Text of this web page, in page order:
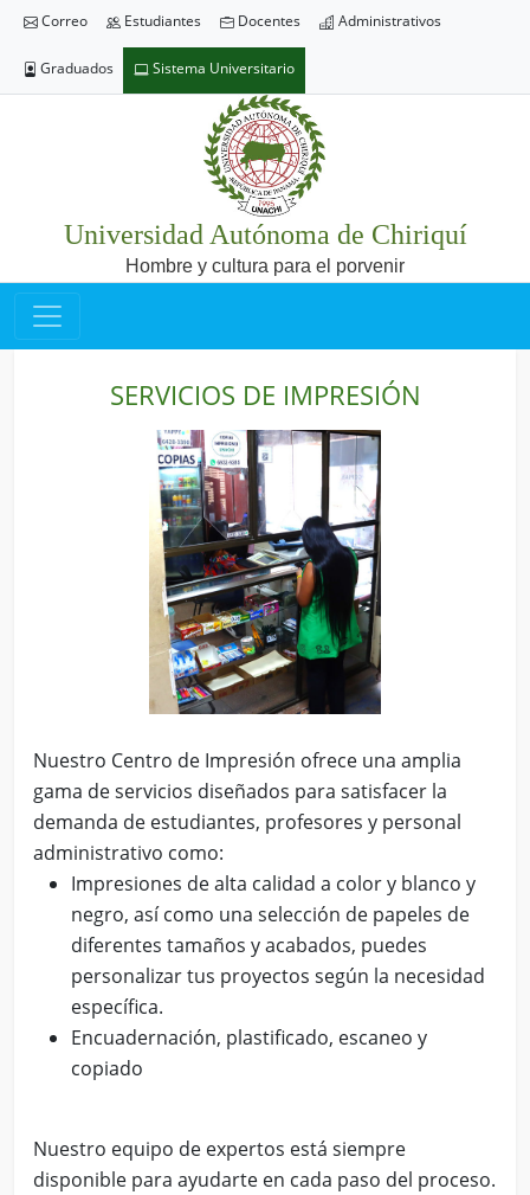
Correo Estudiantes Docentes Administrativos
Graduados Sistema Universitario
Universidad Autónoma de Chiriquí
Hombre y cultura para el porvenir
SERVICIOS DE IMPRESIÓN
Nuestro Centro de Impresión ofrece una amplia
gama de servicios diseñados para satisfacer la
demanda de estudiantes, profesores y personal
administrativo como:
Impresiones de alta calidad a color y blanco y
negro, así como una selección de papeles de
diferentes tamaños y acabados, puedes
personalizar tus proyectos según la necesidad
específica.
Encuadernación, plastificado, escaneo y
copiado
Nuestro equipo de expertos está siempre
disponible para ayudarte en cada paso del proceso.